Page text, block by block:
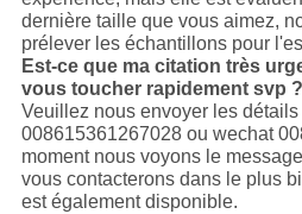
dernière taille que vous aimez,
prélever les échantillons pour
Est-ce que ma citation très
vous toucher rapidement svp ?
Veuillez nous envoyer les
008615361267028 ou wechat
moment nous voyons le
vous contacterons dans le plus
est également disponible.